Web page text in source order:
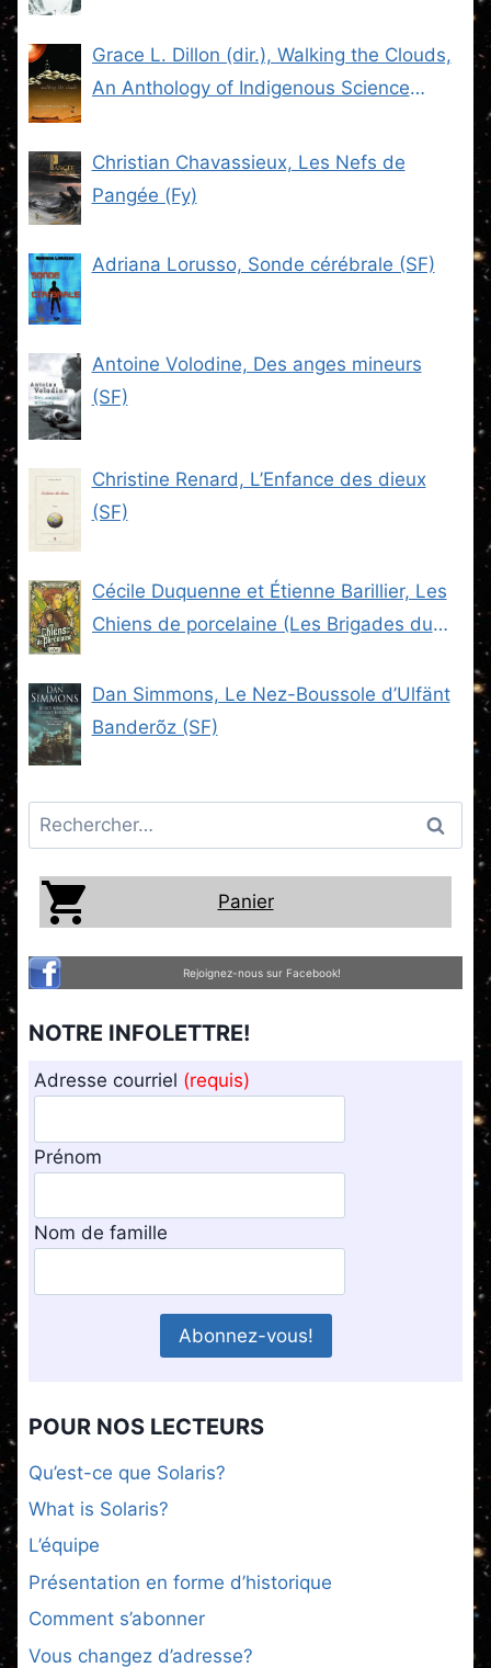
Grace L. Dillon (dir.), Walking the Clouds,
An Anthology of Indigenous Science
Christian Chavassieux, Les Nefs de
Pangée (Fy)
Adriana Lorusso, Sonde cérébrale (SF)
Antoine Volodine, Des anges mineurs
(SF)
Christine Renard, L’Enfance des dieux
(SF)
Cécile Duquenne et Étienne Barillier, Les
Chiens de porcelaine (Les Brigades du
Dan Simmons, Le Nez-Boussole d’Ulfänt
Banderõz (SF)
Rechercher :
Panier
Rejoignez-nous sur Facebook!
NOTRE INFOLETTRE!
Adresse courriel (requis)
Prénom
Nom de famille
POUR NOS LECTEURS
Qu’est-ce que Solaris?
What is Solaris?
L’équipe
Présentation en forme d’historique
Comment s’abonner
Vous changez d’adresse?